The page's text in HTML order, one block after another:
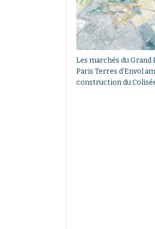
Les marchés du Grand
Paris Terres d’Envol
construction du